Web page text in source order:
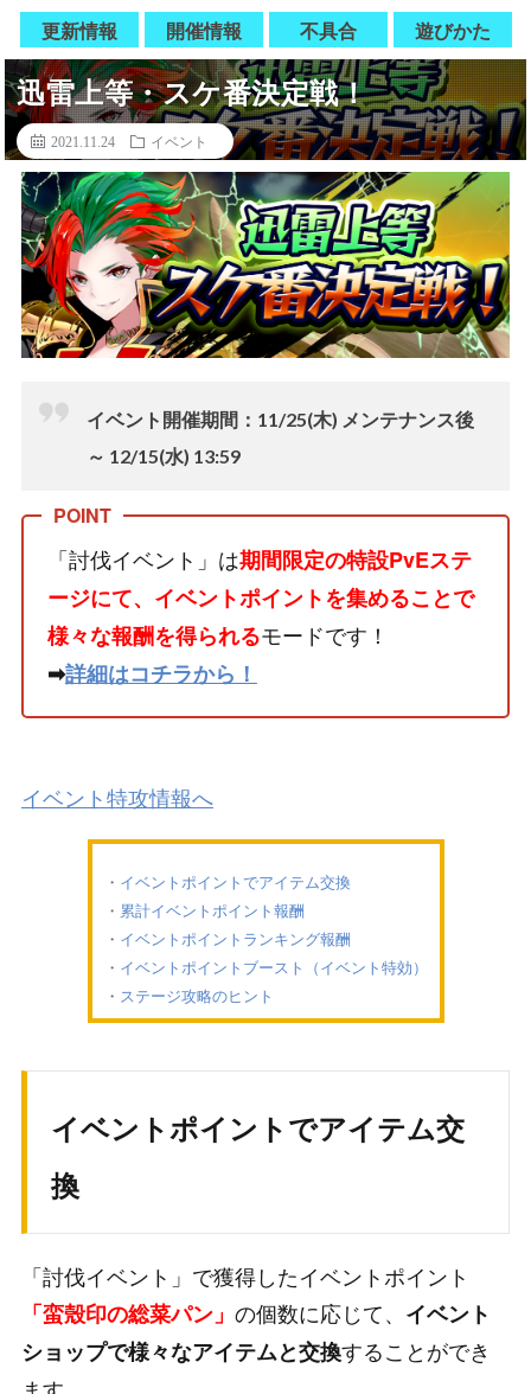
更新情報 開催情報 不具合 遊びかた
迅雷上等・スケ番決定戦！
2021.11.24 イベント
イベント開催期間：11/25(木) メンテナンス後
～ 12/15(水) 13:59
「討伐イベント」は期間限定の特設PvEステ
ージにて、イベントポイントを集めることで
様々な報酬を得られるモードです！
➡詳細はコチラから！
イベント特攻情報へ
イベントポイントでアイテム交換
累計イベントポイント報酬
イベントポイントランキング報酬
イベントポイントブースト（イベント特効）
ステージ攻略のヒント
イベントポイントでアイテム交
換
「討伐イベント」で獲得したイベントポイント
「蛮殼印の総菜パン」 の個数に応じて、 イベント
ショップで様々なアイテムと交換することができ
ます。